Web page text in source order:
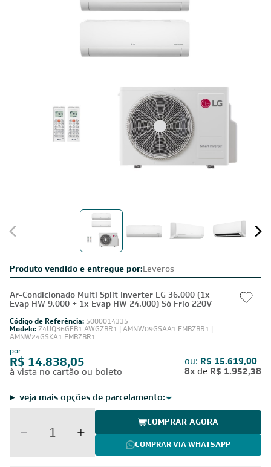
Produto vendido e entregue por:Leveros
Ar-Condicionado Multi Split Inverter LG 36.000 (1x
Evap HW 9.000 + 1x Evap HW 24.000) Só Frio 220V
Código de Referência: 5000014335
Modelo:Z4UQ36GFB1.AWGZBR1 | AMNW09GSAA1.EMBZBR1 |
AMNW24GSKA1.EMBZBR1
por:
R$ 14.838,05
à vista no cartão ou boleto
ou: R$ 15.619,00
8x de R$ 1.952,38
veja mais opções de parcelamento:
COMPRAR AGORA
COMPRAR VIA WHATSAPP